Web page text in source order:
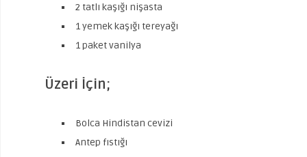
2 tatlı kaşığı nişasta
1 yemek kaşığı tereyağı
1 paket vanilya
Üzeri İçin;
Bolca Hindistan cevizi
Antep fıstığı